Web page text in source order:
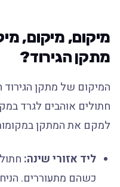
מיקום, מיקום,
מתקן הגירוד?
המיקום של מתקן
חתולים אוהבים לגרד
למקם את המתקן
ליד אזורי שינה:
כשהם מתעוררים.